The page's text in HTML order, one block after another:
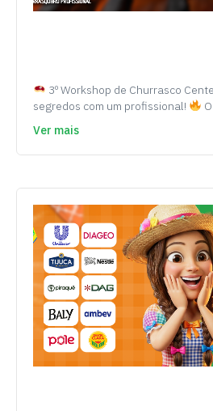
3º Workshop de Churrasco
segredos com um profissional!
Ver mais